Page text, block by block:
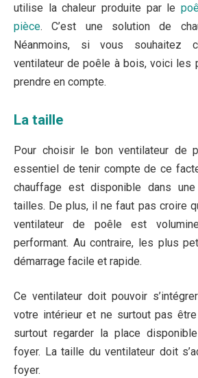
utilise la chaleur produite par le
pièce. C’est une solution de
Néanmoins, si vous souhaitez
ventilateur de poêle à bois, voici les
prendre en compte.
La taille
Pour choisir le bon ventilateur de
essentiel de tenir compte de ce
chauffage est disponible dans
tailles. De plus, il ne faut pas croire
ventilateur de poêle est
performant. Au contraire, les plus
démarrage facile et rapide.
Ce ventilateur doit pouvoir
votre intérieur et ne surtout pas
surtout regarder la place
foyer. La taille du ventilateur doit
foyer.